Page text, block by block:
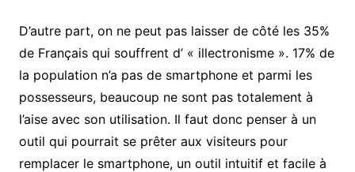
D’autre part, on ne peut pas laisser de côté les 35%
de Français qui souffrent d’ « illectronisme ». 17% de
la population n’a pas de smartphone et parmi les
possesseurs, beaucoup ne sont pas totalement à
l’aise avec son utilisation. Il faut donc penser à un
outil qui pourrait se prêter aux visiteurs pour
remplacer le smartphone, un outil intuitif et facile à